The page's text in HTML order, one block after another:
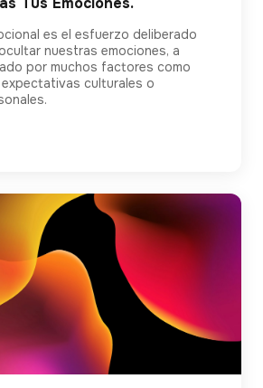
es el esfuerzo deliberado
nuestras emociones, a
por muchos factores como
culturales o